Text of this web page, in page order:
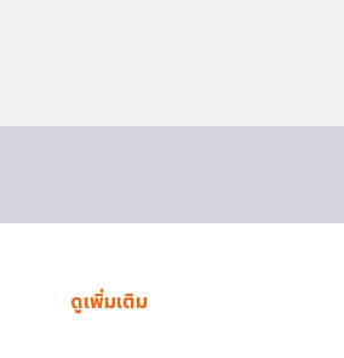
ดูเพิ่มเติม